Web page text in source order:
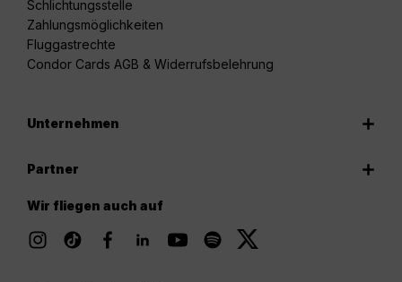
Schlichtungsstelle
Zahlungsmöglichkeiten
Fluggastrechte
Condor Cards AGB & Widerrufsbelehrung
Unternehmen
Partner
Wir fliegen auch auf